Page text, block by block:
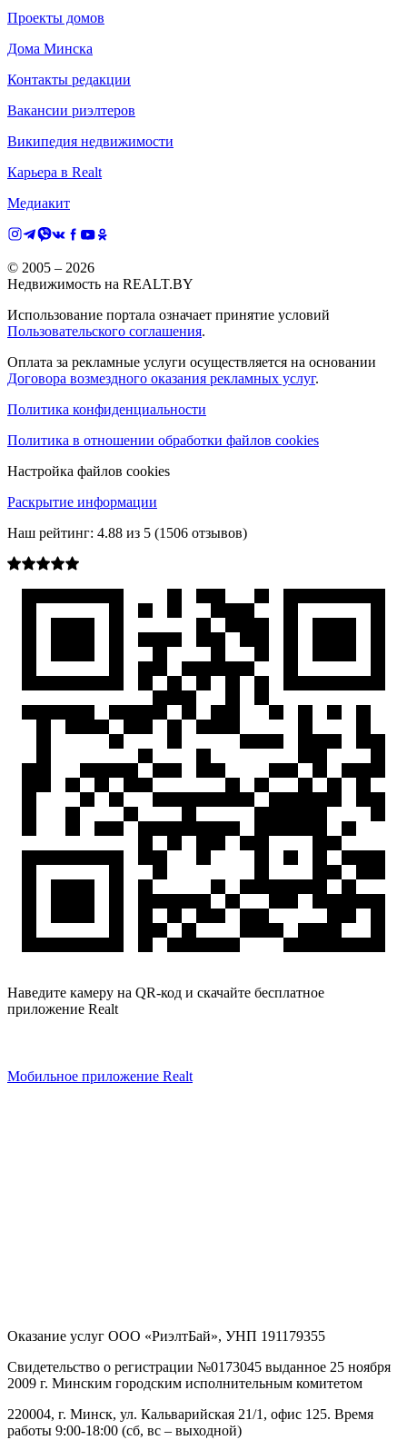
Проекты домов
Дома Минска
Контакты редакции
Вакансии риэлтеров
Википедия недвижимости
Карьера в Realt
Медиакит
© 2005 – 2026
Недвижимость на REALT.BY
Использование портала означает принятие условий
Пользовательского соглашения.
Оплата за рекламные услуги осуществляется на основании
Договора возмездного оказания рекламных услуг.
Политика конфиденциальности
Политика в отношении обработки файлов cookies
Настройка файлов cookies
Раскрытие информации
Наш рейтинг: 4.88 из 5 (1506 отзывов)
Наведите камеру на QR-код и скачайте бесплатное
приложение Realt
Мобильное приложение Realt
Оказание услуг ООО «РиэлтБай», УНП 191179355
Свидетельство о регистрации №0173045 выданное 25 ноября
2009 г. Минским городским исполнительным комитетом
220004, г. Минск, ул. Кальварийская 21/1, офис 125. Время
работы 9:00-18:00 (сб, вс – выходной)